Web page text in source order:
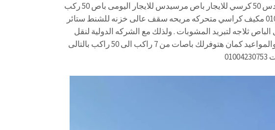
سياحي للايجار باص مرسيدس للايجار مرسيدس 50 كرسي للايجار باص مرسيدس للايجار اليومى باص 50 ركب
للرحلات مرسيدس موديل حديث 01004230753 مكيف كراسي متحركه مريحه سقف عالى خزنه للشنط ستائر
ثلاجه لتبريد المشوبات . ولذلك مع الشركه الدولية لنقل
السياحي سهوله في الحجز ودقه في الوقت والمواعيد كمان هتوفرلك باصات من 7 راكب الى 50 راكب بالتالى